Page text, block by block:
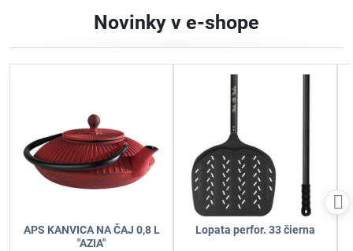
Novinky v e-shope
APS KANVICA NA ČAJ 0,8 L
"AZIA"
Lopata perfor. 33 čierna